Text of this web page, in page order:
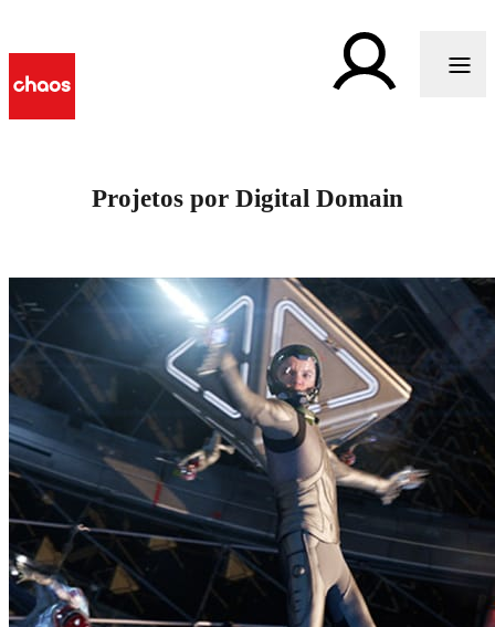
Projetos por Digital Domain